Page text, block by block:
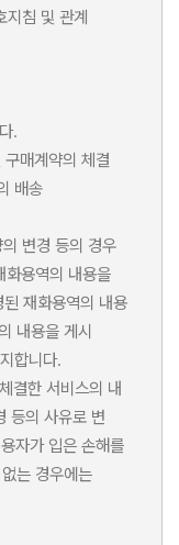
지침 및 관계
.
매계약의 체결
배송
변경 등의 경우
화용역의 내용을
재화용역의 내용
내용을 게시
합니다.
결한 서비스의 내
등의 사유로 변
자가 입은 손해를
는 경우에는